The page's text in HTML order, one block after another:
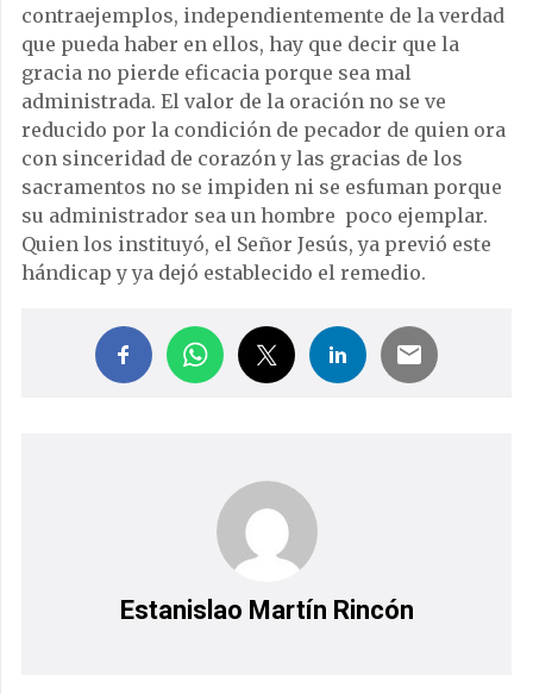
contraejemplos, independientemente de la verdad
que pueda haber en ellos, hay que decir que la
gracia no pierde eficacia porque sea mal
administrada. El valor de la oración no se ve
reducido por la condición de pecador de quien ora
con sinceridad de corazón y las gracias de los
sacramentos no se impiden ni se esfuman porque
su administrador sea un hombre poco ejemplar.
Quien los instituyó, el Señor Jesús, ya previó este
hándicap y ya dejó establecido el remedio.
Estanislao Martín Rincón